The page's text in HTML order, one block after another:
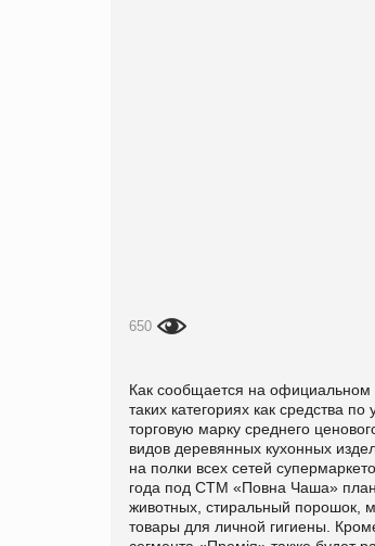
650
Как сообщается на
таких категориях как средства
торговую марку среднего
видов деревянных кухонных
на полки всех сетей
года под СТМ «Повна Чаша»
животных, стиральный порошок,
товары для личной гигиены.